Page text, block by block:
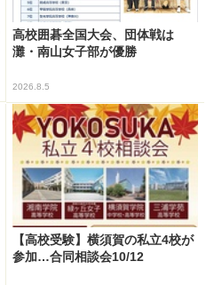
高校囲碁全国大会、団体戦は
灘・南山女子部が優勝
2026.8.5
【高校受験】横須賀の私立4校が
参加…合同相談会10/12